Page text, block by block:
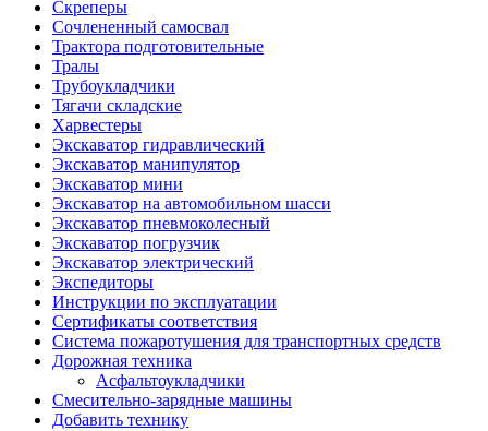
Скреперы
Сочлененный самосвал
Трактора подготовительные
Тралы
Трубоукладчики
Тягачи складские
Харвестеры
Экскаватор гидравлический
Экскаватор манипулятор
Экскаватор мини
Экскаватор на автомобильном шасси
Экскаватор пневмоколесный
Экскаватор погрузчик
Экскаватор электрический
Экспедиторы
Инструкции по эксплуатации
Сертификаты соответствия
Система пожаротушения для транспортных средств
Дорожная техника
Асфальтоукладчики
Смесительно-зарядные машины
Добавить технику